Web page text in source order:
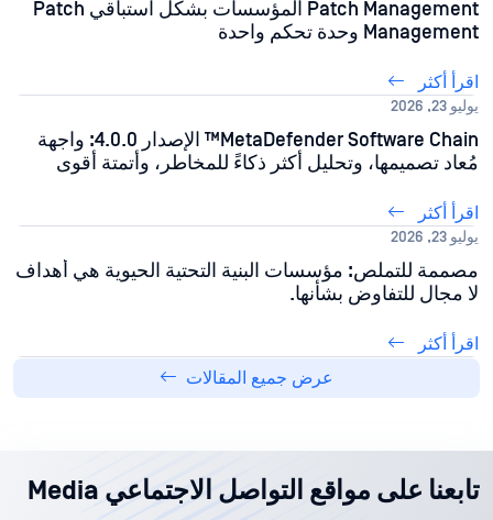
Patch Management المؤسسات بشكل استباقي Patch
Management وحدة تحكم واحدة
اقرأ أكثر
يوليو 23, 2026
MetaDefender Software Chain™ الإصدار 4.0.0: واجهة
مُعاد تصميمها، وتحليل أكثر ذكاءً للمخاطر، وأتمتة أقوى
اقرأ أكثر
يوليو 23, 2026
مصممة للتملص: مؤسسات البنية التحتية الحيوية هي أهداف
لا مجال للتفاوض بشأنها.
اقرأ أكثر
عرض جميع المقالات
تابعنا على مواقع التواصل الاجتماعي Media